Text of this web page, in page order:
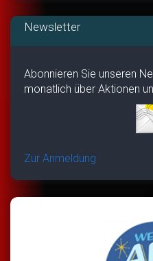
Newsletter
Abonnieren Sie unseren
monatlich über Aktionen
Zur Anmeldung